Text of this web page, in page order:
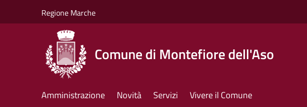
Regione Marche
Comune di Montefiore dell'Aso
Amministrazione Novità Servizi Vivere il Comune